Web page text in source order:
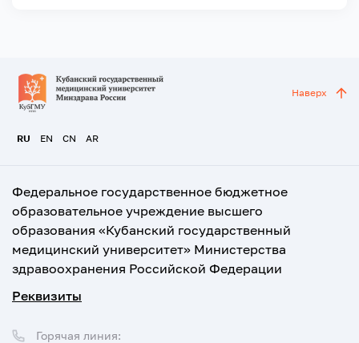
RU EN CN AR
Наверх
Федеральное государственное бюджетное
образовательное учреждение высшего
образования «Кубанский государственный
медицинский университет» Министерства
здравоохранения Российской Федерации
Реквизиты
Горячая линия: